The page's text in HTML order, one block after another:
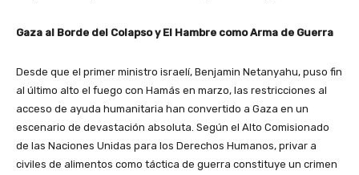
Gaza al Borde del Colapso y El Hambre como Arma de Guerra
Desde que el primer ministro israelí, Benjamin Netanyahu, puso fin
al último alto el fuego con Hamás en marzo, las restricciones al
acceso de ayuda humanitaria han convertido a Gaza en un
escenario de devastación absoluta. Según el Alto Comisionado
de las Naciones Unidas para los Derechos Humanos, privar a
civiles de alimentos como táctica de guerra constituye un crimen